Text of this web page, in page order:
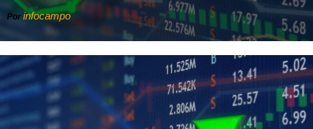
Por infocampo